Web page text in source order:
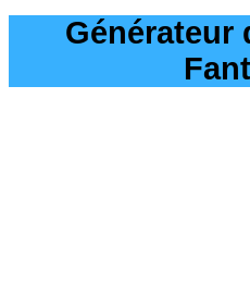
Générateur